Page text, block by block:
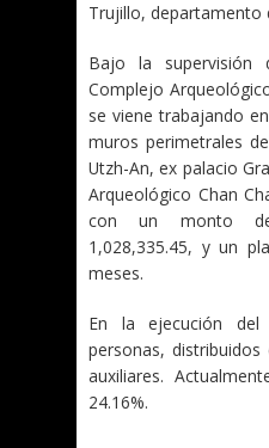
Trujillo, departamento
Bajo la supervisión
Complejo
se viene trabajando
muros perimetrales
Utzh-An, ex palacio
Arqueológico Chan
con un monto
1,028,335.45, y un
meses.
En la ejecución del
personas,
auxiliares.
24.16%.